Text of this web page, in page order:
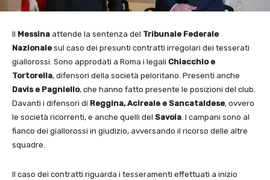
Il Messina attende la sentenza del Tribunale Federale
Nazionale sul caso dei presunti contratti irregolari dei tesserati
giallorossi. Sono approdati a Roma i legali Chiacchio e
Tortorella, difensori della società peloritano. Presenti anche
Davis e Pagniello, che hanno fatto presente le posizioni del club.
Davanti i difensori di Reggina, Acireale e Sancataldese, ovvero
le società ricorrenti, e anche quelli del Savoia. I campani sono al
fianco dei giallorossi in giudizio, avversando il ricorso delle altre
squadre.
Il caso dei contratti riguarda i tesseramenti effettuati a inizio